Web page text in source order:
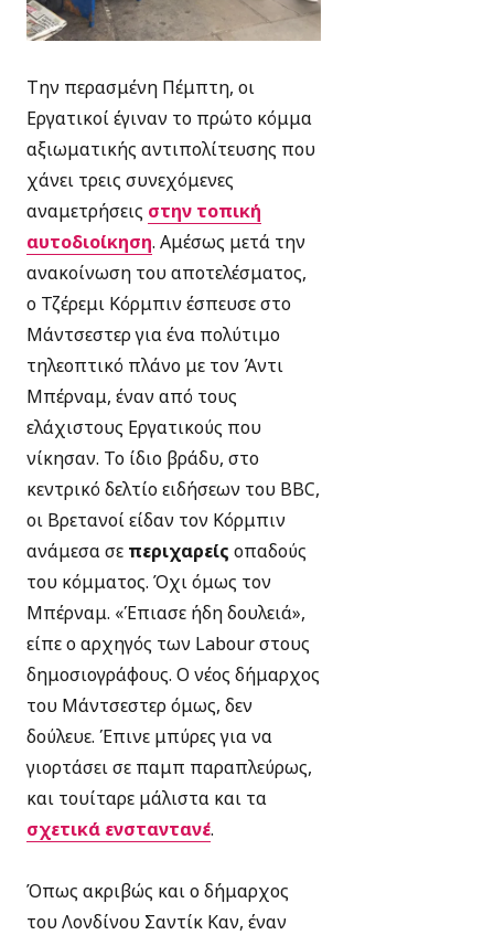
Την περασμένη Πέμπτη, οι
Εργατικοί έγιναν το πρώτο κόμμα
αξιωματικής αντιπολίτευσης που
χάνει τρεις συνεχόμενες
αναμετρήσεις στην τοπική
αυτοδιοίκηση. Αμέσως μετά την
ανακοίνωση του αποτελέσματος,
ο Τζέρεμι Κόρμπιν έσπευσε στο
Μάντσεστερ για ένα πολύτιμο
τηλεοπτικό πλάνο με τον Άντι
Μπέρναμ, έναν από τους
ελάχιστους Εργατικούς που
νίκησαν. Το ίδιο βράδυ, στο
κεντρικό δελτίο ειδήσεων του BBC,
οι Βρετανοί είδαν τον Κόρμπιν
ανάμεσα σε περιχαρείς οπαδούς
του κόμματος. Όχι όμως τον
Μπέρναμ. «Έπιασε ήδη δουλειά»,
είπε ο αρχηγός των Labour στους
δημοσιογράφους. O νέος δήμαρχος
του Μάντσεστερ όμως, δεν
δούλευε. Έπινε μπύρες για να
γιορτάσει σε παμπ παραπλεύρως,
και τουίταρε μάλιστα και τα
σχετικά ενσταντανέ.
Όπως ακριβώς και ο δήμαρχος
του Λονδίνου Σαντίκ Καν, έναν